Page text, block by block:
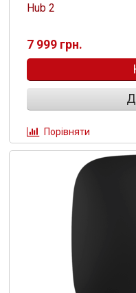
Hub 2
7 999 грн.
Порівняти